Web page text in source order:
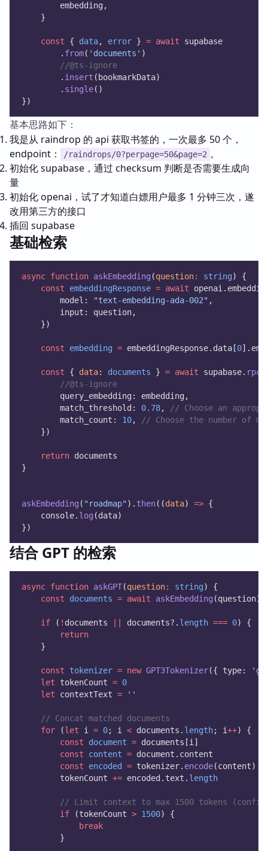
        embedding,
    }
const { data, error } = await supabase
        .
from( 'documents' )
//@ts-ignore
        .
insert (bookmarkData)
        .
single()
})
基本思路如下：
我是从 raindrop 的 api 获取书签的，一次最多 50 个，
endpoint：
/raindrops/0?perpage=50&page=2 。
初始化 supabase，通过 checksum 判断是否需要生成向
量
初始化 openai，试了才知道白嫖用户最多 1 分钟三次，遂
改用第三方的接口
插回 supabase
基础检索
async function askEmbedding (question: string) {
const
embeddingResponse = await
        model:
"text-embedding-ada-002" ,
        input: question,
    })
const embedding = embeddingResponse.data[0
const { data: documents } = await supabase. rpc
//@ts-ignore
        query_embedding: embedding,
        match_threshold:
0.78,
// Choose an
        match_count:
10,
// Choose the number of
    })
return documents
}
askEmbedding ( "roadmap" ). then((data) => {
    console.
log (data)
})
结合 GPT 的检索
async function askGPT(question: string) {
const
documents = await askEmbedding (question)
if ( ! documents documents?. length === 0) {
return
    }
const tokenizer = new GPT3Tokenizer({ type:
let tokenCount = 0
let contextText = ''
// Concat matched documents
for (let i = 0; i < documents. length; i++) {
const
document = documents[i]
const
content = document.content
const
encoded = tokenizer. encode(content)
        tokenCount
+= encoded.text. length
// Limit context to max 1500 tokens
if (tokenCount > 1500) {
break
        }